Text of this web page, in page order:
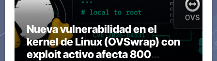
Nueva vulnerabilidad en el
kernel de Linux (OVSwrap) con
exploit activo afecta 800